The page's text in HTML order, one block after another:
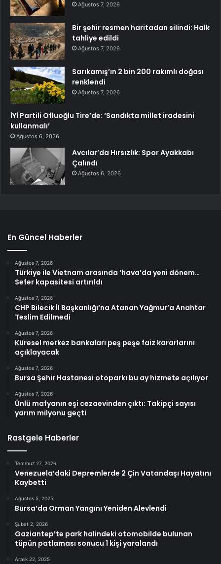
Ağustos 7, 2026
Bir şehir resmen haritadan silindi: Halk
tahliye edildi
Ağustos 7, 2026
Sarıkamış’ın 2 bin 200 rakımlı doğası
renklendi
Ağustos 7, 2026
İYİ Partili Ofluoğlu Tire’de: ‘Sandıkta millet iradesini
kullanmalı’
Ağustos 6, 2026
Avcılar’da Hırsızlık: Spor Ayakkabı
Çalındı
Ağustos 6, 2026
En Güncel Haberler
Ağustos 7, 2026
Türkiye ile Vietnam arasında ‘hava’da yeni dönem…
Sefer kapasitesi artırıldı
Ağustos 7, 2026
CHP Bilecik İl Başkanlığı’na Atanan Yağmur’a Anahtar
Teslim Edilmedi
Ağustos 7, 2026
Küresel merkez bankaları peş peşe faiz kararlarını
açıklayacak
Ağustos 7, 2026
Bursa Şehir Hastanesi otoparkı bu ay hizmete açılıyor
Ağustos 7, 2026
Ünlü mafyanın eşi cezaevinden çıktı: Takipçi sayısı
yarım milyonu geçti
Rastgele Haberler
Temmuz 27, 2026
Venezuela’daki Depremlerde 2 Çin Vatandaşı Hayatını
Kaybetti
Ağustos 5, 2025
Bursa’da Orman Yangını Yeniden Alevlendi
Şubat 2, 2026
Gaziantep’te park halindeki otomobilde bulunan
tüpün patlaması sonucu 1 kişi yaralandı
Aralık 22, 2025